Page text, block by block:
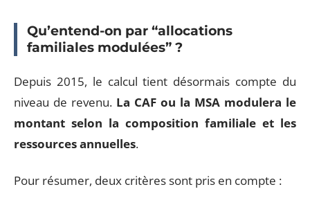
Qu’entend-on par “allocations
familiales modulées” ?
Depuis 2015, le calcul tient désormais compte du
niveau de revenu. La CAF ou la MSA modulera le
montant selon la composition familiale et les
ressources annuelles.
Pour résumer, deux critères sont pris en compte :